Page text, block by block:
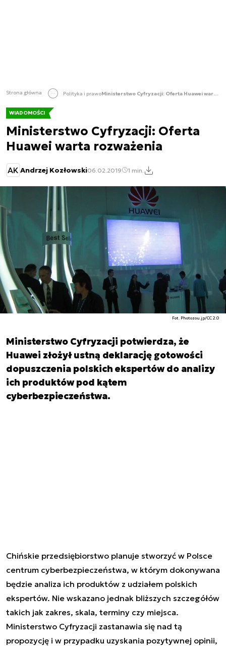
Strona główna Polityka i prawo Ministerstwo Cyfryzacji: Oferta Huawei warta rozważenia
WIADOMOŚCI
Ministerstwo Cyfryzacji: Oferta
Huawei warta rozważenia
AK Andrzej Kozłowski06.02.2019 1 min.
Fot. Photozou.jp/CC 2.0
Ministerstwo Cyfryzacji potwierdza, że
Huawei złożył ustną deklarację gotowości
dopuszczenia polskich ekspertów do analizy
ich produktów pod kątem
cyberbezpieczeństwa.
Chińskie przedsiębiorstwo planuje stworzyć w Polsce
centrum cyberbezpieczeństwa, w którym dokonywana
będzie analiza ich produktów z udziałem polskich
ekspertów. Nie wskazano jednak bliższych szczegółów
takich jak zakres, skala, terminy czy miejsca.
Ministerstwo Cyfryzacji zastanawia się nad tą
propozycję i w przypadku uzyskania pozytywnej opinii,